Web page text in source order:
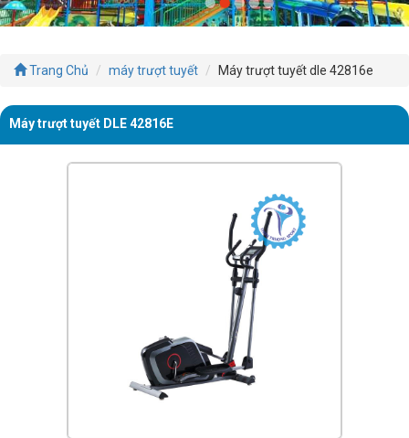
Trang Chủ máy trượt tuyết Máy trượt tuyết dle 42816e
Máy trượt tuyết DLE 42816E